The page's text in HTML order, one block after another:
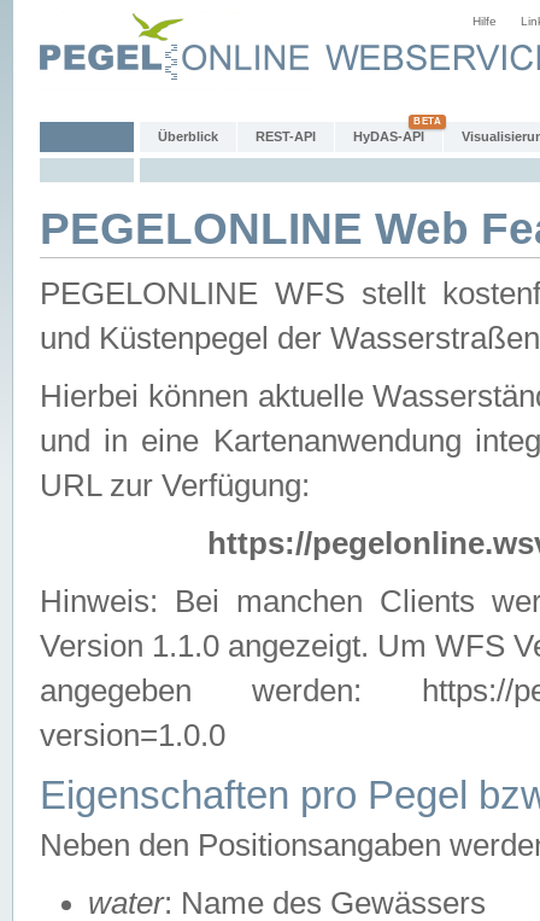
Hilfe
Überblick REST-API HyDAS-API
PEGELONLINE Web
PEGELONLINE WFS stellt
und Küstenpegel der
Hierbei können aktuelle
und in eine Kartenanwendung
URL zur Verfügung:
https://
Hinweis: Bei manchen Clients
Version 1.1.0 angezeigt. Um WFS
angegeben werden: https://
version=1.0.0
Eigenschaften pro Pegel
Neben den Positionsangaben
water: Name des Gewässers